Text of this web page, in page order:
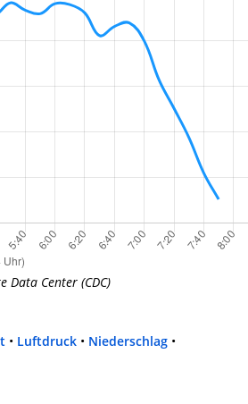
Data Center (CDC)
• Luftdruck • Niederschlag •